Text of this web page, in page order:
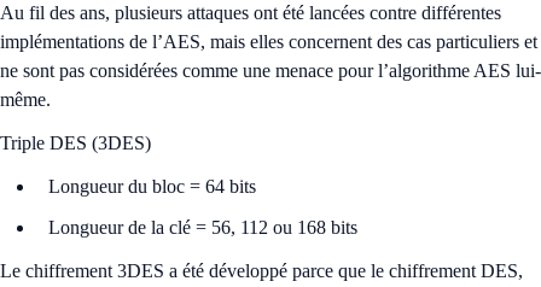
Au fil des ans, plusieurs attaques ont été lancées contre différentes
implémentations de l’AES, mais elles concernent des cas particuliers et
ne sont pas considérées comme une menace pour l’algorithme AES lui-
même.
Triple DES (3DES)
Longueur du bloc = 64 bits
Longueur de la clé = 56, 112 ou 168 bits
Le chiffrement 3DES a été développé parce que le chiffrement DES,